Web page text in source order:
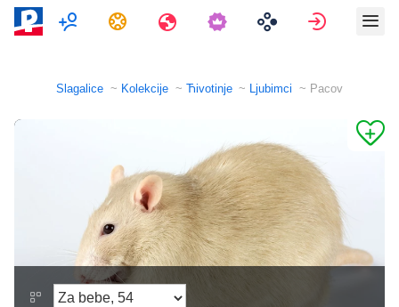
Više igračaZadaci Путовања Prijavi se
Slagalice Kolekcije Ћivotinje Ljubimci Pacov